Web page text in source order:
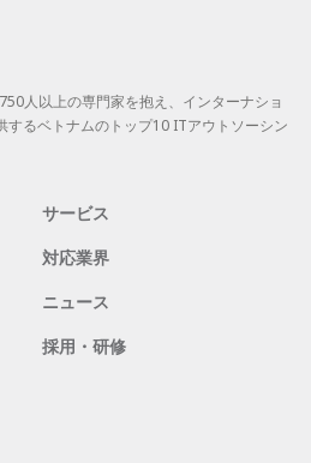
人以上の専門家を抱え、インターナショ
するベトナムのトップ10 ITアウトソーシン
サービス
対応業界
ニュース
採用・研修